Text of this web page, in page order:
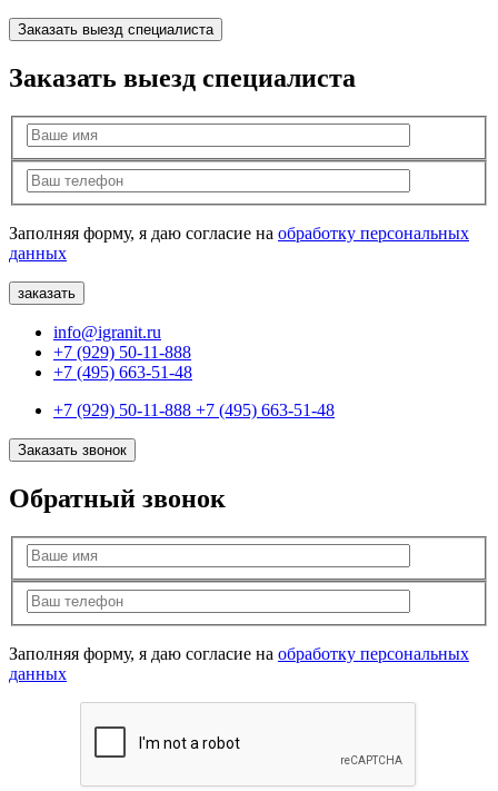
Заказать выезд специалиста
Заказать выезд специалиста
Заполняя форму, я даю согласие на обработку персональных
данных
info@igranit.ru
+7 (929) 50-11-888
+7 (495) 663-51-48
+7 (929) 50-11-888 +7 (495) 663-51-48
Заказать звонок
Обратный звонок
Заполняя форму, я даю согласие на обработку персональных
данных